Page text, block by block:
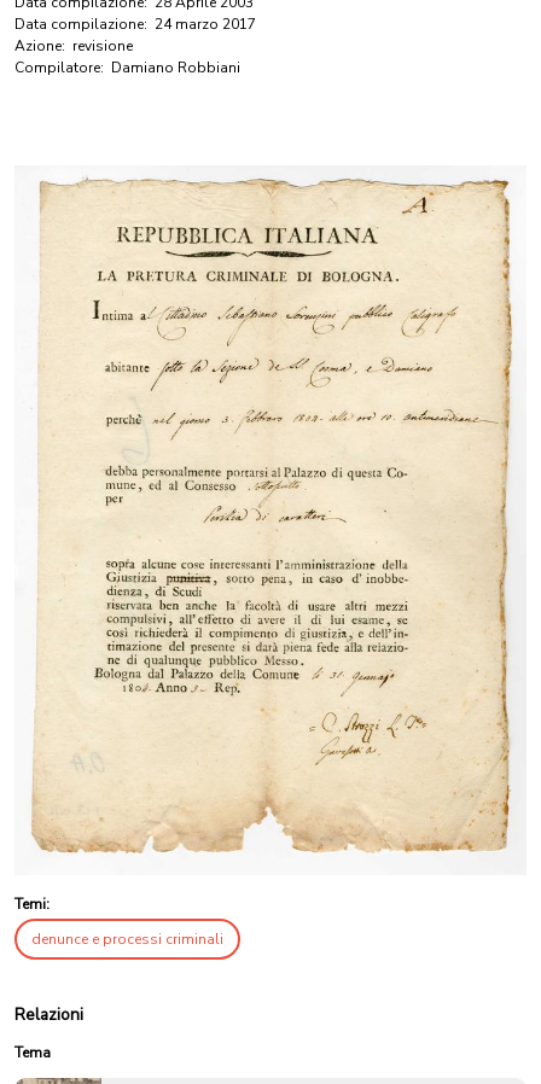
Data compilazione: 24 marzo 2017
Azione: revisione
Compilatore: Damiano Robbiani
Temi:
denunce e processi criminali
Relazioni
Tema